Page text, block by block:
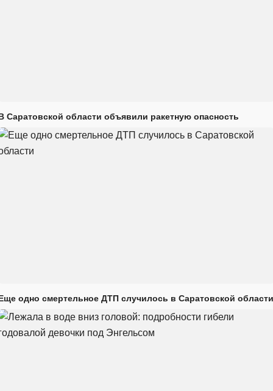
Саратовской области объявили ракетную опасность
одно смертельное ДТП случилось в Саратовской области